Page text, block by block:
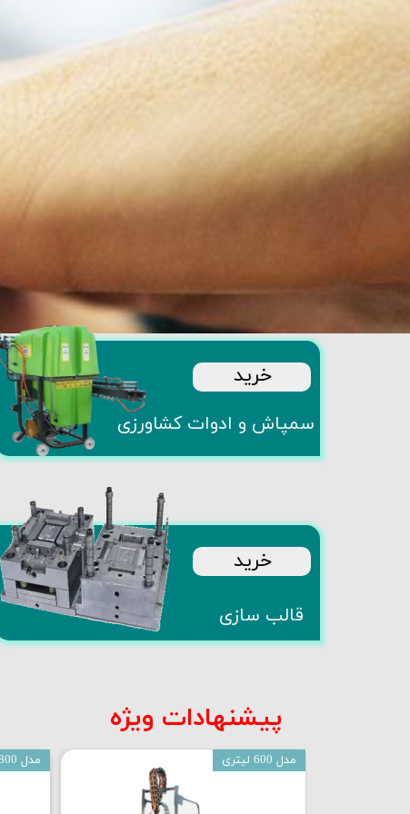
​​قالب سازی​​​​​​​
​خرید
​سمپاش و ادوات کشاورزی​​​​​​​
​خرید
مدل 800 لیتری مدل 600 لیتری
​پیشنهادات ویژه​​​​​​​